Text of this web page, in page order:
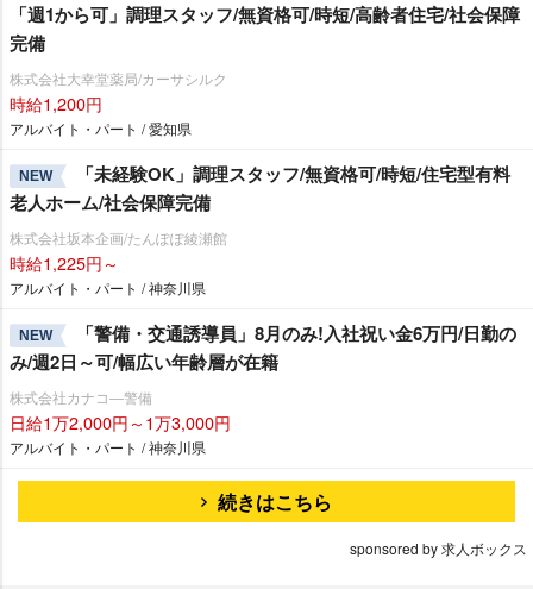
「週1から可」調理スタッフ/無資格可/時短/高齢者住宅/社会保障
完備
株式会社大幸堂薬局/カーサシルク
時給1,200円
アルバイト・パート / 愛知県
NEW
「未経験OK」調理スタッフ/無資格可/時短/住宅型有料
老人ホーム/社会保障完備
株式会社坂本企画/たんぽぽ綾瀬館
時給1,225円～
アルバイト・パート / 神奈川県
NEW
「警備・交通誘導員」8月のみ!入社祝い金6万円/日勤の
み/週2日～可/幅広い年齢層が在籍
株式会社カナコ―警備
日給1万2,000円～1万3,000円
アルバイト・パート / 神奈川県
続きはこちら
sponsored by 求人ボックス